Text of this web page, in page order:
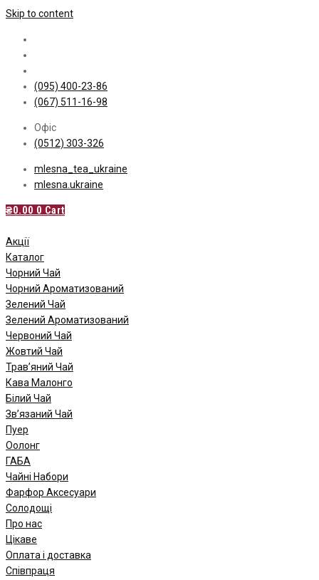
Skip to content
(095) 400-23-86
(067) 511-16-98
Офіс
(0512) 303-326
mlesna_tea_ukraine
mlesna.ukraine
₴0.00 0 Cart
Акції
Каталог
Чорний Чай
Чорний Ароматизований
Зелений Чай
Зелений Ароматизований
Червоний Чай
Жовтий Чай
Трав’яний Чай
Кава Малонго
Білий Чай
Зв’язаний Чай
Пуер
Oолонг
ГАБА
Чайні Набори
Фарфор Аксесуари
Солодощі
Про нас
Цікаве
Оплата і доставка
Співпраця